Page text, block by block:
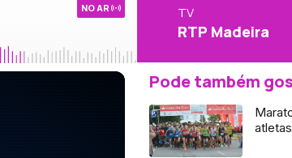
NO AR TV
RTP Madeira
Pode também